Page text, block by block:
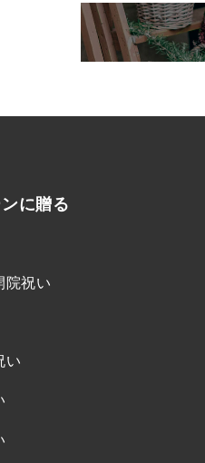
に贈る
院祝い
い